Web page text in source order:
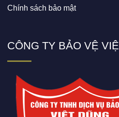
Chính sách bảo mật
CÔNG TY BẢO VỆ